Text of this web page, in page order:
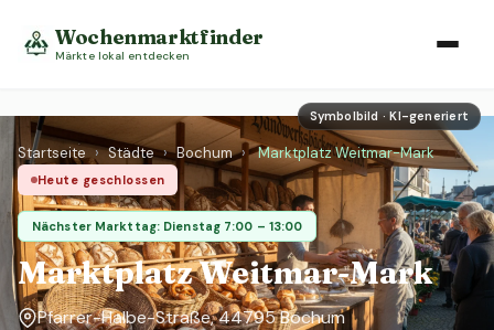
Wochenmarktfinder
Märkte lokal entdecken
Symbolbild · KI-generiert
Startseite › Städte › Bochum › Marktplatz Weitmar-Mark
Heute geschlossen
Nächster Markttag: Dienstag 7:00 – 13:00
Marktplatz Weitmar-Mark
Pfarrer-Halbe-Straße, 44795 Bochum